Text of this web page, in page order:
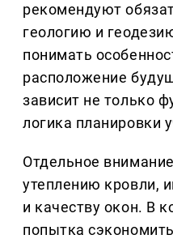
рекомендуют
геологию и
понимать
расположение
зависит не только
логика планировки
Отдельное
утеплению кровли,
и качеству окон. В
попытка